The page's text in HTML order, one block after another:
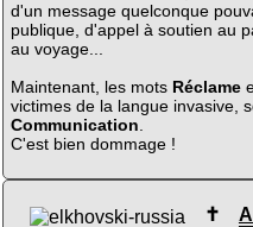
d'un message quelconque
publique, d'appel à soutien au
au voyage...
Maintenant, les mots Réclame
victimes de la langue invasive,
Communication
C'est bien dommage !
✝